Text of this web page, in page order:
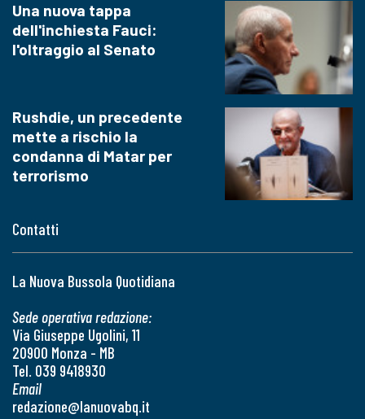
Contatti
La Nuova Bussola Quotidiana
Sede operativa redazione:
Via Giuseppe Ugolini, 11
20900 Monza - MB
Tel. 039 9418930
Email
redazione@lanuovabq.it
Una nuova tappa
dell'inchiesta Fauci:
l'oltraggio al Senato
Rushdie, un precedente
mette a rischio la
condanna di Matar per
terrorismo